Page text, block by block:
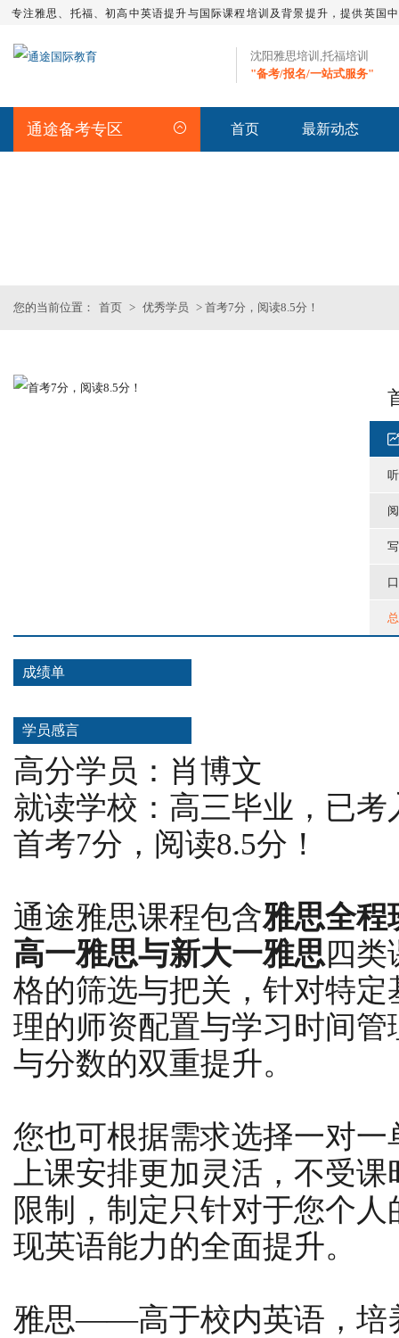
专注雅思、托福、初高中英语提升与国际课程培训及背景提升，提供英国
沈阳雅思培训,托福培训
"备考/报名/一站式服务"
通途备考专区 首页 最新动态
您的当前位置： 首页 > 优秀学员 > 首考7分，阅读8.5分！
成绩单
学员感言
高分学员：肖博文
就读学校：高三毕业，已考
首考7分，阅读8.5分！
通途雅思课程包含雅思全程
高一雅思与新大一雅思四
格的筛选与把关，针对特
理的师资配置与学习时间
与分数的双重提升。
您也可根据需求选择一对
上课安排更加灵活，不受
限制，制定只针对于您个
现英语能力的全面提升。
雅思——高于校内英语，培
SAT基础班 托福一对